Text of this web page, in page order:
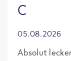
C
05.08.2026
Absolut